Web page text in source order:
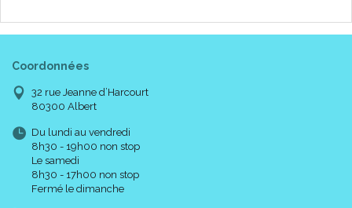
Coordonnées
32 rue Jeanne d’Harcourt
80300 Albert
Du lundi au vendredi
8h30 - 19h00 non stop
Le samedi
8h30 - 17h00 non stop
Fermé le dimanche